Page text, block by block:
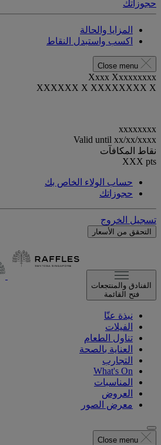
حجوزاتك
المزايا والحالة
اكسب واستبدل النقاط
Close menu
Xxxx Xxxxxxxxx
XXXXXX X XXXXXXXX X
xxxxxxxx
Valid until xx/xx/xxxx
نقاط المكافآت
XXX pts
حساب الولاء الخاص بك
حجوزاتك
تسجيل الخروج
التحقق من الأسعار
الفنادق والمنتجعات
فتح القائمة
نبذة عنّا
الفيلات
تناول الطعام
العناية بالصحة
التجارب
What's On
المناسبات
العروض
معرض الصور
Close menu